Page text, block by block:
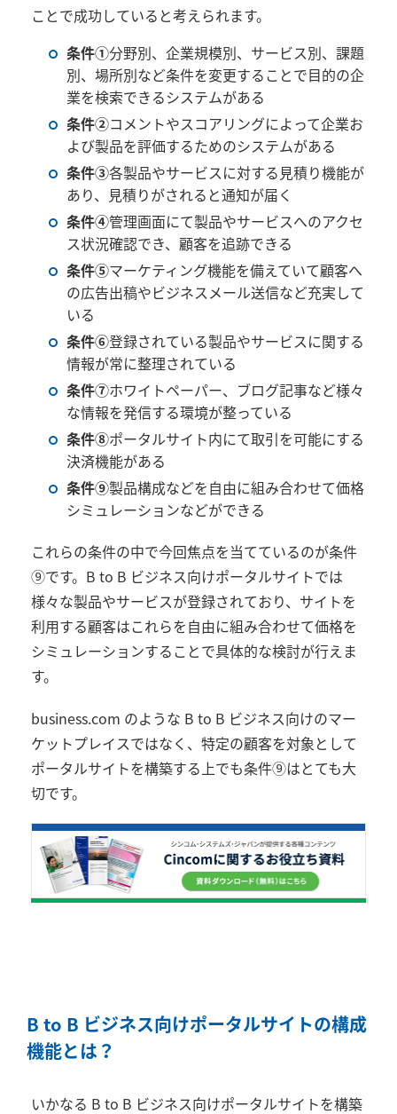
ことで成功していると考えられます。
条件①分野別、企業規模別、サービス別、課題
別、場所別など条件を変更することで目的の企
業を検索できるシステムがある
条件②コメントやスコアリングによって企業お
よび製品を評価するためのシステムがある
条件③各製品やサービスに対する見積り機能が
あり、見積りがされると通知が届く
条件④管理画面にて製品やサービスへのアクセ
ス状況確認でき、顧客を追跡できる
条件⑤マーケティング機能を備えていて顧客へ
の広告出稿やビジネスメール送信など充実して
いる
条件⑥登録されている製品やサービスに関する
情報が常に整理されている
条件⑦ホワイトペーパー、ブログ記事など様々
な情報を発信する環境が整っている
条件⑧ポータルサイト内にて取引を可能にする
決済機能がある
条件⑨製品構成などを自由に組み合わせて価格
シミュレーションなどができる
これらの条件の中で今回焦点を当てているのが条件
⑨です。B to B ビジネス向けポータルサイトでは
様々な製品やサービスが登録されており、サイトを
利用する顧客はこれらを自由に組み合わせて価格を
シミュレーションすることで具体的な検討が行えま
す。
business.com のような B to B ビジネス向けのマー
ケットプレイスではなく、特定の顧客を対象として
ポータルサイトを構築する上でも条件⑨はとても大
切です。
B to B ビジネス向けポータルサイトの構成
機能とは？
いかなる B to B ビジネス向けポータルサイトを構築